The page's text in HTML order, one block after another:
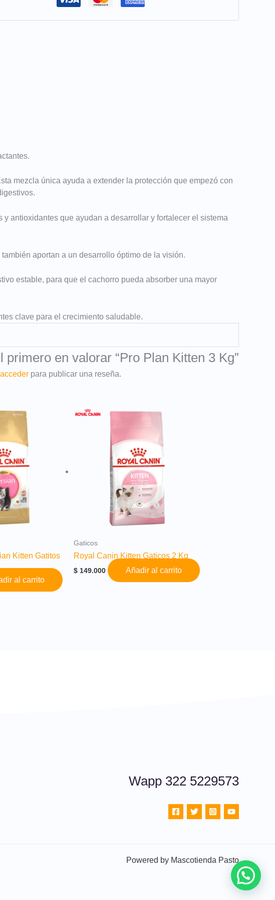
mezcla única ayuda a extender la protección que empezó con
antioxidantes que ayudan a desarrollar y fortalecer el sistema
aportan a un desarrollo óptimo de la visión.
estable, para que el cachorro pueda absorber una mayor
clave para el crecimiento saludable.
primero en valorar “Pro Plan Kitten 3 Kg”
acceder para publicar una reseña.
Kitten Gatitos
al carrito
Gaticos
Royal Canin Kitten Gaticos 2 Kg
$ 149.000 Añadir al carrito
Wapp 322 5229573
Powered by Mascotienda Pasto